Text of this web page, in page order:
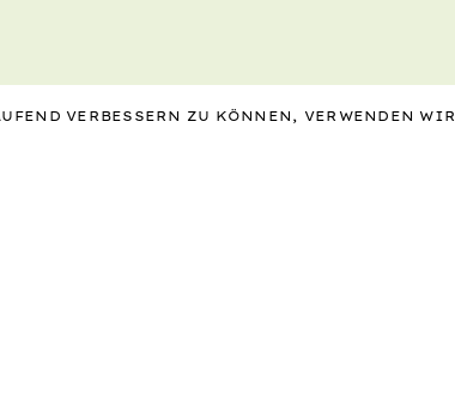
VERBESSERN ZU KÖNNEN, VERWENDEN WIR